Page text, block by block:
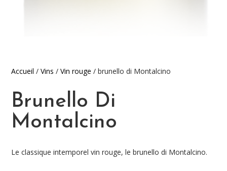
Accueil /Vins /Vin rouge / brunello di Montalcino
Brunello Di
Montalcino
Le classique intemporel vin rouge, le brunello di Montalcino.